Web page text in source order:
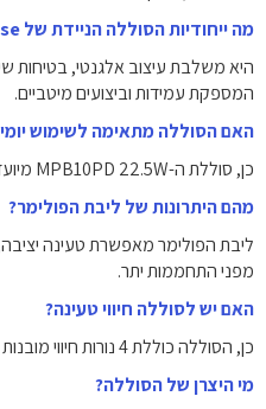
מה ייחודיות הסוללה הניידת של Miracase?
היא משלבת עיצוב אלגנטי, בטיחות
המספקת עמידות וביצועים מיטביים.
האם הסוללה מתאימה לשימוש
כן, סוללת ה-MPB10PD 22.5W מיועדת לשימוש יומיומי נוח, יעיל ואמין.
מהם היתרונות של ליבת הפולימר?
ליבת הפולימר מאפשרת טעינה
מפני התחממות יתר.
האם יש לסוללה חיווי טעינה?
כן, הסוללה כוללת 4 נורות חיווי מובנות המראות את מצב הטעינה והיתרה.
מי היצרן של הסוללה?